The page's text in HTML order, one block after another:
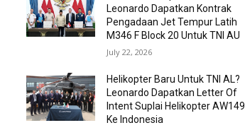
Leonardo Dapatkan Kontrak
Pengadaan Jet Tempur Latih
M346 F Block 20 Untuk TNI AU
July 22, 2026
Helikopter Baru Untuk TNI AL?
Leonardo Dapatkan Letter Of
Intent Suplai Helikopter AW149
Ke Indonesia